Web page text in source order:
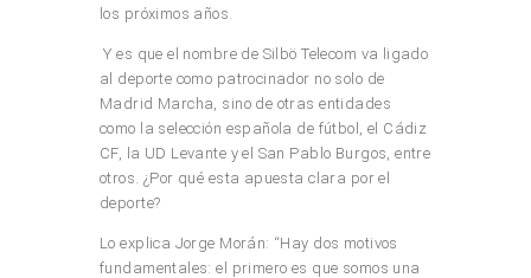
los próximos años.
Y es que el nombre de Silbö Telecom va ligado
al deporte como patrocinador no solo de
Madrid Marcha, sino de otras entidades
como la selección española de fútbol, el Cádiz
CF, la UD Levante y el San Pablo Burgos, entre
otros. ¿Por qué esta apuesta clara por el
deporte?
Lo explica Jorge Morán: “Hay dos motivos
fundamentales: el primero es que somos una